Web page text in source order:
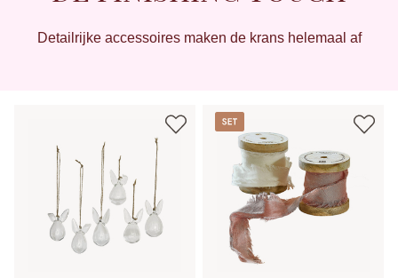
Detailrijke accessoires maken de krans helemaal af
Set